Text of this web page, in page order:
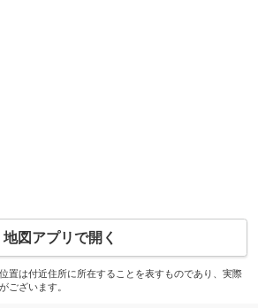
地図アプリで開く
置は付近住所に所在することを表すものであり、実際
ございます。